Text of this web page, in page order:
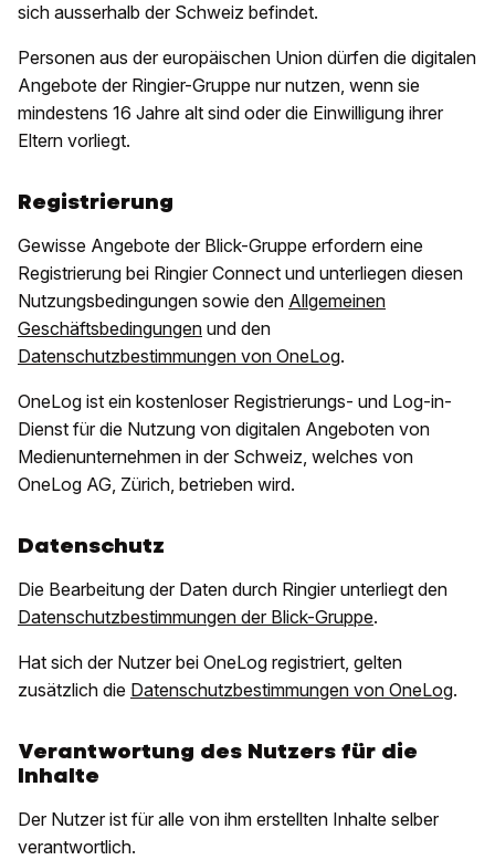
sich ausserhalb der Schweiz befindet.
Personen aus der europäischen Union dürfen die digitalen
Angebote der Ringier-Gruppe nur nutzen, wenn sie
mindestens 16 Jahre alt sind oder die Einwilligung ihrer
Eltern vorliegt.
Registrierung
Gewisse Angebote der Blick-Gruppe erfordern eine
Registrierung bei Ringier Connect und unterliegen diesen
Nutzungsbedingungen sowie den Allgemeinen
Geschäftsbedingungen und den
Datenschutzbestimmungen von OneLog.
OneLog ist ein kostenloser Registrierungs- und Log-in-
Dienst für die Nutzung von digitalen Angeboten von
Medienunternehmen in der Schweiz, welches von
OneLog AG, Zürich, betrieben wird.
Datenschutz
Die Bearbeitung der Daten durch Ringier unterliegt den
Datenschutzbestimmungen der Blick-Gruppe.
Hat sich der Nutzer bei OneLog registriert, gelten
zusätzlich die Datenschutzbestimmungen von OneLog.
Verantwortung des Nutzers für die
Inhalte
Der Nutzer ist für alle von ihm erstellten Inhalte selber
verantwortlich.